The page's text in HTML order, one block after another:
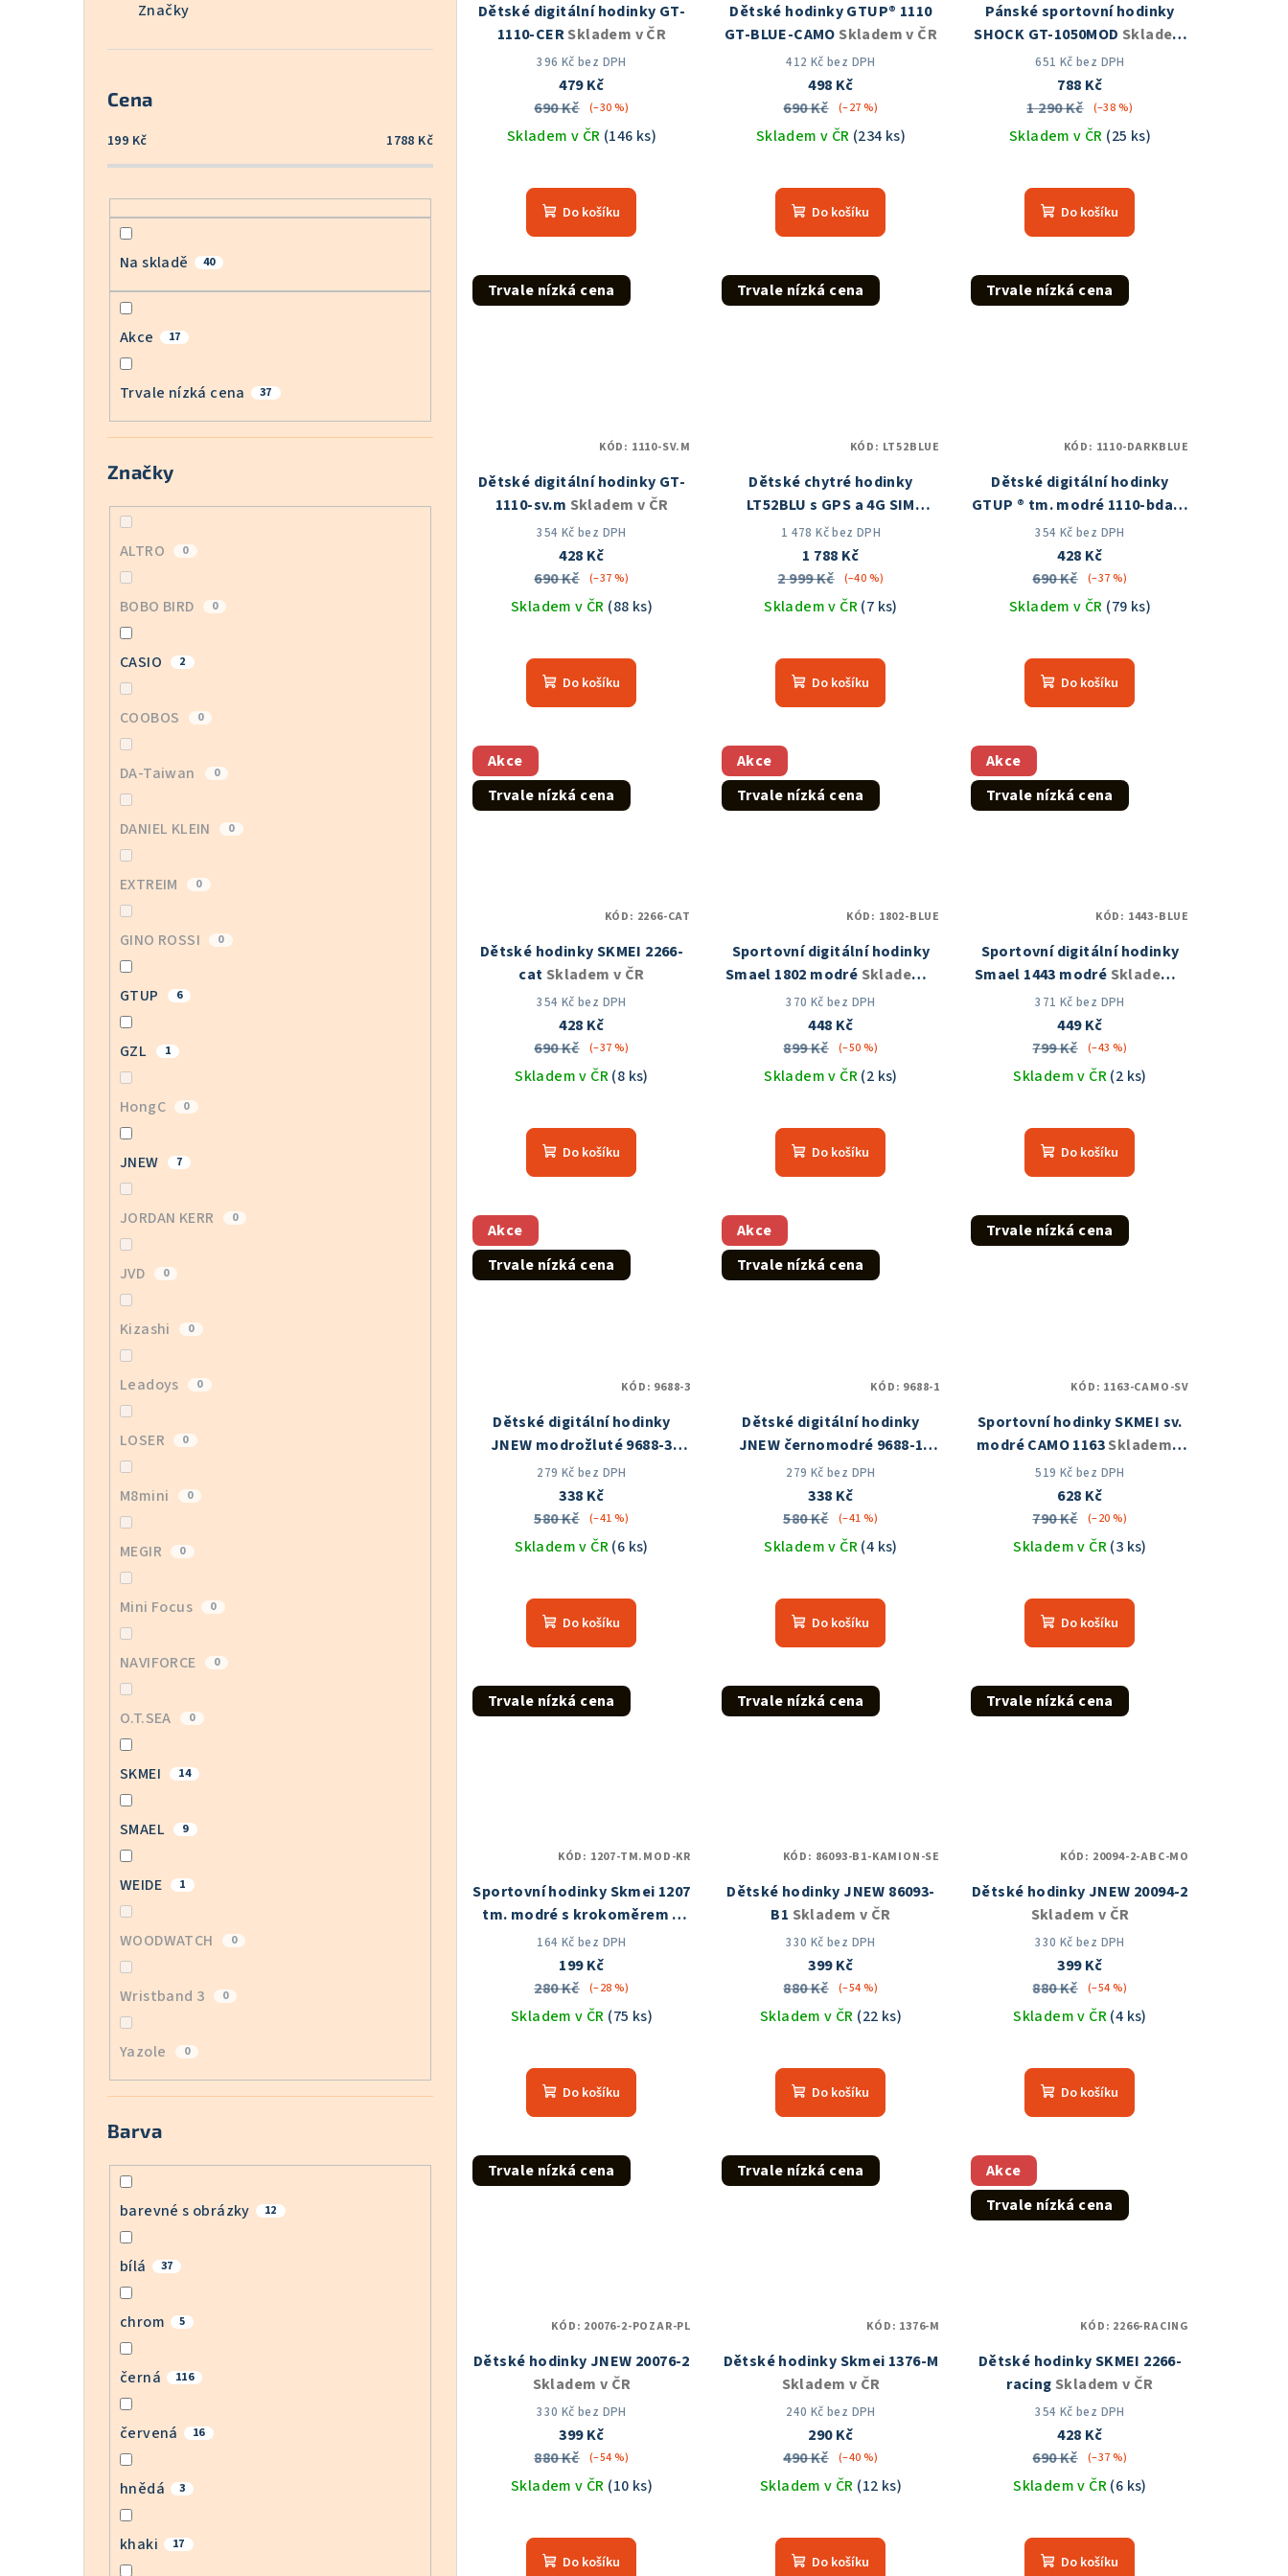
Značky
Cena
199 Kč 1788 Kč
Na skladě 40
Akce 17
Trvale nízká cena 37
Značky
ALTRO 0
BOBO BIRD 0
CASIO 2
COOBOS 0
DA-Taiwan 0
DANIEL KLEIN 0
EXTREIM 0
GINO ROSSI 0
GTUP 6
GZL 1
HongC 0
JNEW 7
JORDAN KERR 0
JVD 0
Kizashi 0
Leadoys 0
LOSER 0
M8mini 0
MEGIR 0
Mini Focus 0
NAVIFORCE 0
O.T.SEA 0
SKMEI 14
SMAEL 9
WEIDE 1
WOODWATCH 0
Wristband 3 0
Yazole 0
Barva
barevné s obrázky 12
bílá 37
chrom 5
černá 116
červená 16
hnědá 3
khaki 17
r
Dětské digitální hodinky GT-
1110-CERSkladem v ČR
396 Kč bez DPH
479 Kč
690 Kč
(–30 %)
Skladem v ČR (146 ks)
hodnocení
produktu
je
z
5
Do košíku
Dětské hodinky GTUP® 1110
GT-BLUE-CAMO Skladem v ČR
412 Kč bez DPH
498 Kč
690 Kč
(–27 %)
Skladem v ČR (234 ks)
hodnocení
produktu
je
z
5
Do košíku
Pánské sportovní hodinky
SHOCK GT-1050MOD Skladem
v ČR
651 Kč bez DPH
788 Kč
1 290 Kč
(–38 %)
Skladem v ČR (25 ks)
hodnocení
produktu
je
z
5
Do košíku
Trvale nízká cena
Dětské digitální hodinky GT-
1110-sv.m Skladem v ČR
354 Kč bez DPH
428 Kč
690 Kč
(–37 %)
Skladem v ČR (88 ks)
hodnocení
produktu
je
5
hvězdiček.
Do košíku
KÓD: 1110-SV.M
Trvale nízká cena
Dětské chytré hodinky
LT52BLU s GPS a 4G SIM
modréSkladem v ČR
1 478 Kč bez DPH
1 788 Kč
2 999 Kč
(–40 %)
Skladem v ČR(7 ks)
hodnocení
produktu
je
5
hvězdiček.
Do košíku
KÓD: LT52BLUE
Trvale nízká cena
Dětské digitální hodinky
GTUP ® tm. modré 1110-bdark
Skladem v ČR
354 Kč bez DPH
428 Kč
690 Kč
(–37 %)
Skladem v ČR (79 ks)
Do košíku
KÓD: 1110-DARKBLUE
Akce
Trvale nízká cena
Dětské hodinky SKMEI 2266-
cat Skladem v ČR
354 Kč bez DPH
428 Kč
690 Kč
(–37 %)
Skladem v ČR(8 ks)
Do košíku
KÓD: 2266-CAT
Akce
Trvale nízká cena
Sportovní digitální hodinky
Smael 1802 modré Skladem v
ČR
370 Kč bez DPH
448 Kč
899 Kč
(–50 %)
Skladem v ČR(2 ks)
hodnocení
produktu
je
5
hvězdiček.
Do košíku
KÓD: 1802-BLUE
Akce
Trvale nízká cena
Sportovní digitální hodinky
Smael 1443 modré Skladem v
ČR
371 Kč bez DPH
449 Kč
799 Kč
(–43 %)
Skladem v ČR(2 ks)
hodnocení
produktu
je
z
5
Do košíku
KÓD: 1443-BLUE
Akce
Trvale nízká cena
Dětské digitální hodinky
JNEW modrožluté 9688-3
Skladem v ČR
279 Kč bez DPH
338 Kč
580 Kč
(–41 %)
Skladem v ČR(6 ks)
hodnocení
produktu
je
z
5
Do košíku
KÓD: 9688-3
Akce
Trvale nízká cena
Dětské digitální hodinky
JNEW černomodré 9688-1
Skladem v ČR
279 Kč bez DPH
338 Kč
580 Kč
(–41 %)
Skladem v ČR(4 ks)
hodnocení
produktu
je
z
5
Do košíku
KÓD: 9688-1
Trvale nízká cena
Sportovní hodinky SKMEI sv.
modré CAMO 1163Skladem v
ČR
519 Kč bez DPH
628 Kč
790 Kč
(–20 %)
Skladem v ČR(3 ks)
hodnocení
produktu
je
z
5
Do košíku
KÓD: 1163-CAMO-SV
Trvale nízká cena
Sportovní hodinky Skmei 1207
tm. modré s krokoměrem a
měřením kaloriíSkladem v ČR
164 Kč bez DPH
199 Kč
280 Kč
(–28 %)
Skladem v ČR (75 ks)
hodnocení
produktu
je
z
5
Do košíku
KÓD: 1207-TM.MOD-KR
Trvale nízká cena
Dětské hodinky JNEW 86093-
B1 Skladem v ČR
330 Kč bez DPH
399 Kč
880 Kč
(–54 %)
Skladem v ČR (22 ks)
hodnocení
produktu
je
z
5
Do košíku
KÓD: 86093-B1-KAMION-SE
Trvale nízká cena
Dětské hodinky JNEW 20094-2
Skladem v ČR
330 Kč bez DPH
399 Kč
880 Kč
(–54 %)
Skladem v ČR(4 ks)
hodnocení
produktu
je
5
hvězdiček.
Do košíku
KÓD: 20094-2-ABC-MO
Trvale nízká cena
Dětské hodinky JNEW 20076-2
Skladem v ČR
330 Kč bez DPH
399 Kč
880 Kč
(–54 %)
Skladem v ČR (10 ks)
Do košíku
KÓD: 20076-2-POZAR-PL
Trvale nízká cena
Dětské hodinky Skmei 1376-M
Skladem v ČR
240 Kč bez DPH
290 Kč
490 Kč
(–40 %)
Skladem v ČR (12 ks)
hodnocení
produktu
Do košíku
KÓD: 1376-M
Akce
Trvale nízká cena
Dětské hodinky SKMEI 2266-
racing Skladem v ČR
354 Kč bez DPH
428 Kč
690 Kč
(–37 %)
Skladem v ČR(6 ks)
Do košíku
KÓD: 2266-RACING